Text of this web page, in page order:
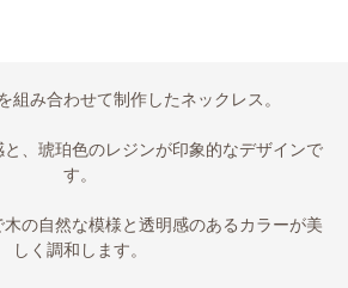
組み合わせて制作したネックレス。
、琥珀色のレジンが印象的なデザインで
す。
の自然な模様と透明感のあるカラーが美
しく調和します。